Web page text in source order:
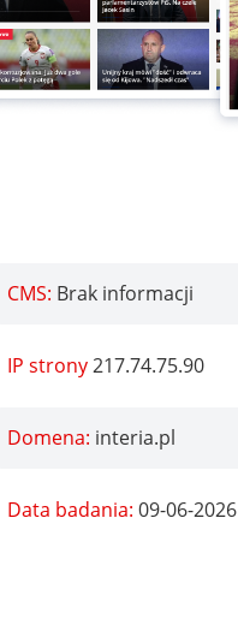
CMS: Brak informacji
IP strony217.74.75.90
Domena: interia.pl
Data badania: 09-06-2026